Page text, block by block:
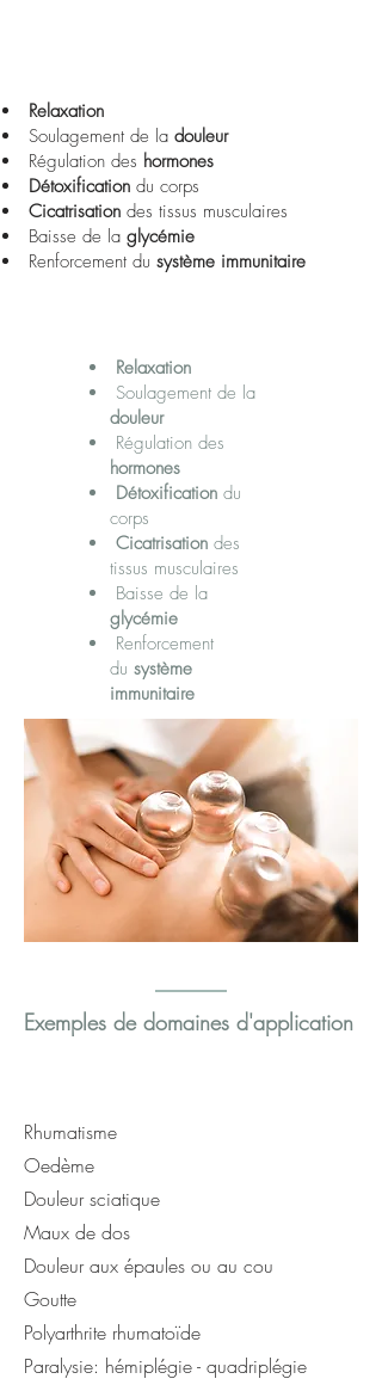
Relaxation
Soulagement de la douleur
Régulation des hormones
Détoxification du corps
Cicatrisation des tissus musculaires
Baisse de la glycémie
Renforcement du système immunitaire
Relaxation
Soulagement de la
douleur
Régulation des
hormones
Détoxification du
corps
Cicatrisation des
tissus musculaires
Baisse de la
glycémie
Renforcement
du système
immunitaire
Exemples de domaines d'application
Rhumatisme
Oedème
Douleur sciatique
Maux de dos
Douleur aux épaules ou au cou
Goutte
Polyarthrite rhumatoïde
Paralysie: hémiplégie - quadriplégie